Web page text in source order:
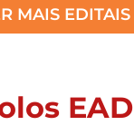
MAIS EDITAIS
EAD